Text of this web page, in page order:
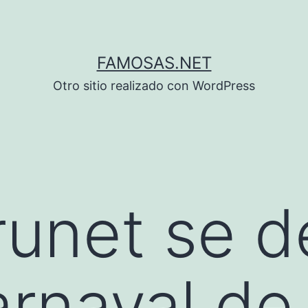
FAMOSAS.NET
Otro sitio realizado con WordPress
se